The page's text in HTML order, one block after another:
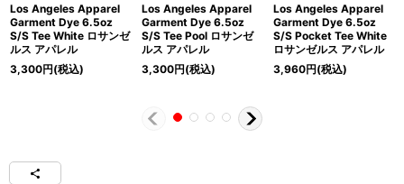
Los Angeles Apparel
Garment Dye 6.5oz
S/S Tee White ロサンゼ
ルス アパレル
3,300円(税込)
Los Angeles Apparel
Garment Dye 6.5oz
S/S Tee Pool ロサンゼ
ルス アパレル
3,300円(税込)
Los Angeles Apparel
Garment Dye 6.5oz
S/S Pocket Tee White
ロサンゼルス アパレル
3,960円(税込)